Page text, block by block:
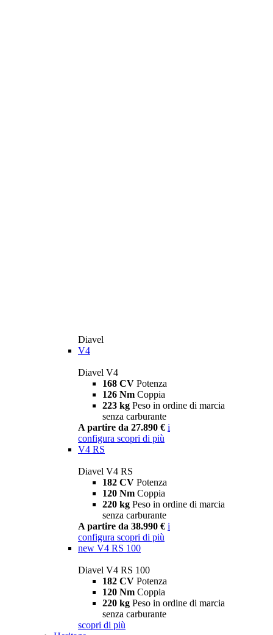
Diavel
V4
Diavel V4
168 CV Potenza
126 Nm Coppia
223 kg Peso in ordine di marcia
senza carburante
A partire da 27.890 € i
configura scopri di più
V4 RS
Diavel V4 RS
182 CV Potenza
120 Nm Coppia
220 kg Peso in ordine di marcia
senza carburante
A partire da 38.990 € i
configura scopri di più
new V4 RS 100
Diavel V4 RS 100
182 CV Potenza
120 Nm Coppia
220 kg Peso in ordine di marcia
senza carburante
scopri di più